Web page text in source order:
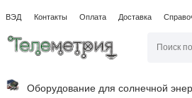
ВЭД Контакты Оплата Доставка
Оборудование для солнечной